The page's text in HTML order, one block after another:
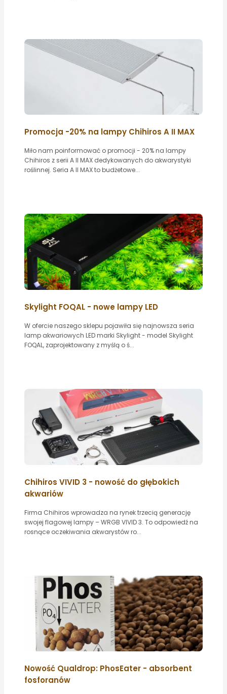
Promocja -20% na lampy Chihiros A II MAX
Miło nam poinformować o promocji - 20% na lampy
Chihiros z serii A II MAX dedykowanych do akwarystyki
roślinnej. Seria A II MAX to budżetowe...
Skylight FOQAL - nowe lampy LED
W ofercie naszego sklepu pojawiła się najnowsza seria
lamp akwariowych LED marki Skylight - model Skylight
FOQAL, zaprojektowany z myślą o ś...
Chihiros VIVID 3 - nowość do głębokich
akwariów
Firma Chihiros wprowadza na rynek trzecią generację
swojej flagowej lampy – WRGB VIVID 3. To odpowiedź na
rosnące oczekiwania akwarystów ro...
Nowość Qualdrop: PhosEater - absorbent
fosforanów